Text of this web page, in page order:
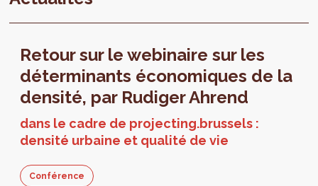
Retour sur le webinaire sur les
déterminants économiques de la
densité, par Rudiger Ahrend
dans le cadre de projecting.brussels :
densité urbaine et qualité de vie
Conférence